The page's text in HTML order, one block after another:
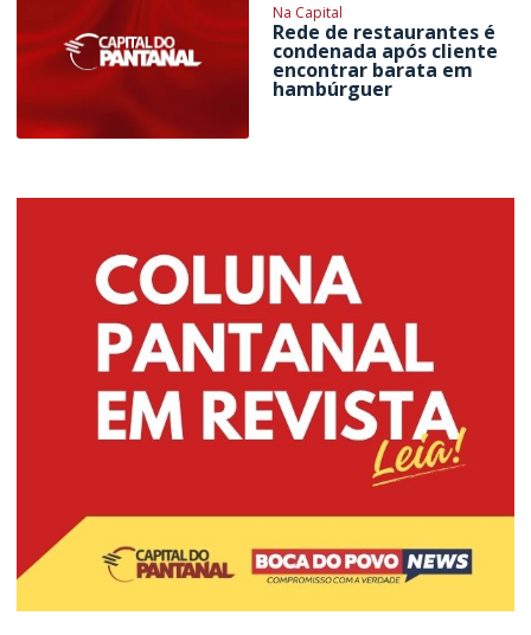
Na Capital
Rede de restaurantes é
condenada após cliente
encontrar barata em
hambúrguer